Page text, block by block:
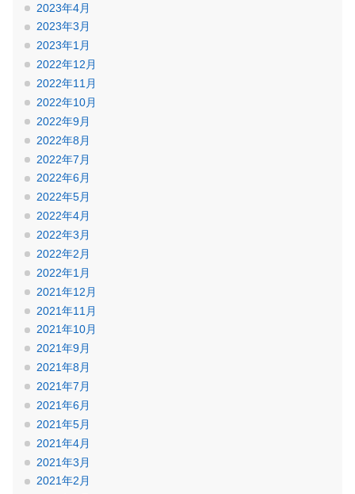
2023年4月
2023年3月
2023年1月
2022年12月
2022年11月
2022年10月
2022年9月
2022年8月
2022年7月
2022年6月
2022年5月
2022年4月
2022年3月
2022年2月
2022年1月
2021年12月
2021年11月
2021年10月
2021年9月
2021年8月
2021年7月
2021年6月
2021年5月
2021年4月
2021年3月
2021年2月